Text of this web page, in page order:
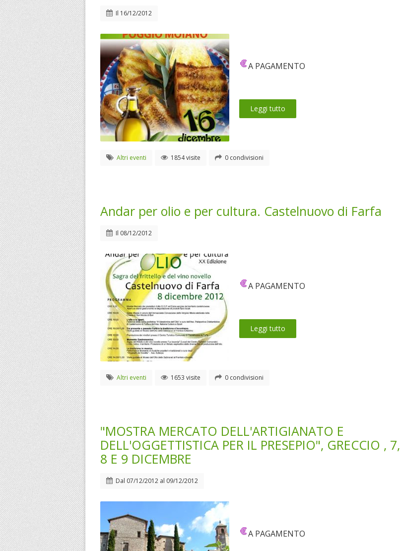
Il 16/12/2012
A PAGAMENTO
Leggi tutto
Altri eventi 1854 visite 0 condivisioni
Andar per olio e per cultura. Castelnuovo di Farfa
Il 08/12/2012
A PAGAMENTO
Leggi tutto
Altri eventi 1653 visite 0 condivisioni
"MOSTRA MERCATO DELL'ARTIGIANATO E
DELL'OGGETTISTICA PER IL PRESEPIO", GRECCIO , 7,
8 E 9 DICEMBRE
Dal 07/12/2012 al 09/12/2012
A PAGAMENTO